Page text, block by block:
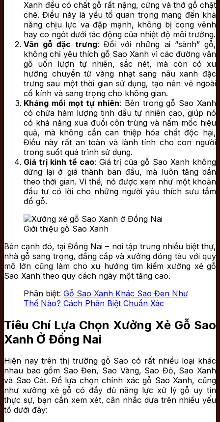
Xanh đều có chất gỗ rất nặng, cứng và thớ gỗ chặt
chẽ. Điều này là yếu tố quan trọng mang đến khả
năng chịu lực va đập mạnh, không bị cong vênh
hay co ngót dưới tác động của nhiệt độ môi trường.
Vân gỗ đặc trưng: Đối với những ai “sành” gỗ,
không chỉ yêu thích gỗ Sao Xanh vì các đường vân
gỗ uốn lượn tự nhiên, sắc nét, mà còn có xu
hướng chuyển từ vàng nhạt sang nâu xanh đặc
trưng sau một thời gian sử dụng, tạo nên vẻ ngoài
cổ kính và sang trọng cho không gian.
Kháng mối mọt tự nhiên: Bên trong gỗ Sao Xanh
có chứa hàm lượng tinh dầu tự nhiên cao, giúp nó
có khả năng xua đuổi côn trùng và nấm mốc hiệu
quả, mà không cần can thiệp hóa chất độc hại,
Điều này rất an toàn và lành tính cho con người
trong suốt quá trình sử dụng.
Giá trị kinh tế cao: Giá trị của gỗ Sao Xanh không
dừng lại ở giá thành ban đầu, mà luôn tăng dần
theo thời gian. Vì thế, nó được xem như một khoản
đầu tư có lời cho những người yêu thích sưu tầm
đồ gỗ.
Giới thiệu gỗ Sao Xanh
Bên cạnh đó, tại Đồng Nai – nơi tập trung nhiều biệt thự,
nhà gỗ sang trọng, đẳng cấp và xưởng đóng tàu với quy
mô lớn cũng làm cho xu hướng tìm kiếm xưởng xẻ gỗ
Sao Xanh theo quy cách ngày một tăng cao.
Phân biệt: Gỗ Sao Xanh Khác Sao Đen Như
Thế Nào? Cách Phân Biệt Chuẩn Xác
Tiêu Chí Lựa Chọn Xưởng Xẻ Gỗ Sao
Xanh Ở Đồng Nai
Hiện nay trên thị trường gỗ Sao có rất nhiều loại khác
nhau bao gồm Sao Đen, Sao Vàng, Sao Đỏ, Sao Xanh
và Sao Cát. Để lựa chọn chính xác gỗ Sao Xanh, cũng
như xưởng xẻ gỗ có đầy đủ năng lực xử lý gỗ uy tín
thực sự, bạn cần xem xét, cân nhắc dựa trên nhiều yếu
tố dưới đây: